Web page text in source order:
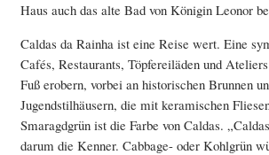
Haus auch das alte Bad von Königin Leonor
Caldas da Rainha ist eine Reise wert. Eine
Cafés, Restaurants, Töpfereiläden und
Fuß erobern, vorbei an historischen Brunnen
Jugendstilhäusern, die mit keramischen
Smaragdgrün ist die Farbe von Caldas.
darum die Kenner. Cabbage- oder Kohlgrün